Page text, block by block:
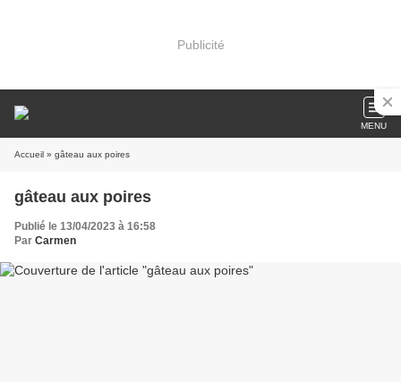
Publicité
MENU
Accueil » gâteau aux poires
gâteau aux poires
Publié le 13/04/2023 à 16:58
Par Carmen